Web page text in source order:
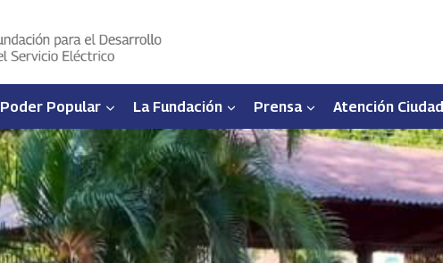
Poder Popular La Fundación Prensa Atención